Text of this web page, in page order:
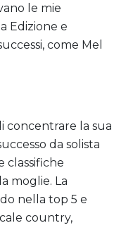
le mie
Edizione e
come Mel
concentrare la sua
da solista
classifiche
moglie. La
nella top 5 e
country,